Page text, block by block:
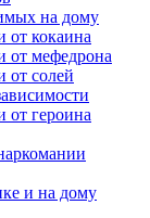
на дому
от кокаина
от мефедрона
от солей
от героина
и на дому